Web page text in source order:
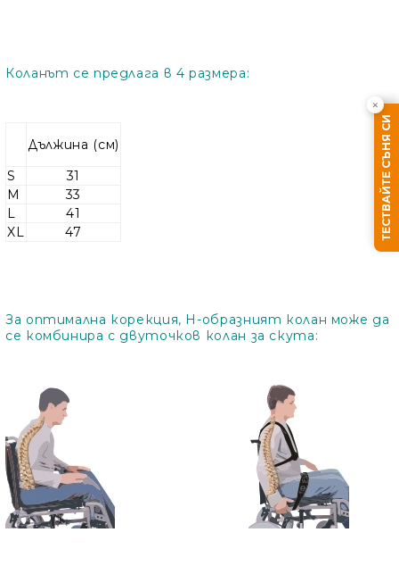
Коланът се предлага в 4 размера:
Дължина (см)
S
31
M
33
L
41
XL
47
За оптимална корекция, Н-образният колан може да
се комбинира с двуточков колан за скута:
ТЕСТВАЙТЕ СЪНЯ СИ
×